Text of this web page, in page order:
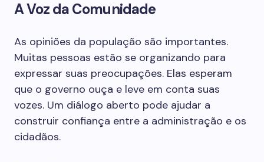
A Voz da Comunidade
As opiniões da população são importantes.
Muitas pessoas estão se organizando para
expressar suas preocupações. Elas esperam
que o governo ouça e leve em conta suas
vozes. Um diálogo aberto pode ajudar a
construir confiança entre a administração e os
cidadãos.